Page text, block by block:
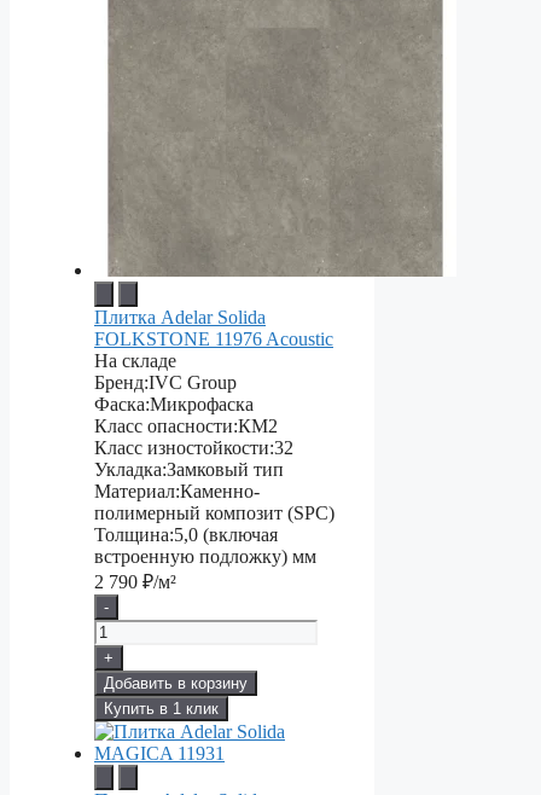
Плитка Adelar Solida
FOLKSTONE 11976 Acoustic
На складе
Бренд:IVC Group
Фаска:Микрофаска
Класс опасности:КМ2
Класс изностойкости:32
Укладка:Замковый тип
Материал:Каменно-
полимерный композит (SPC)
Толщина:5,0 (включая
встроенную подложку) мм
2 790 ₽/м²
-
+
Добавить в корзину
Купить в 1 клик